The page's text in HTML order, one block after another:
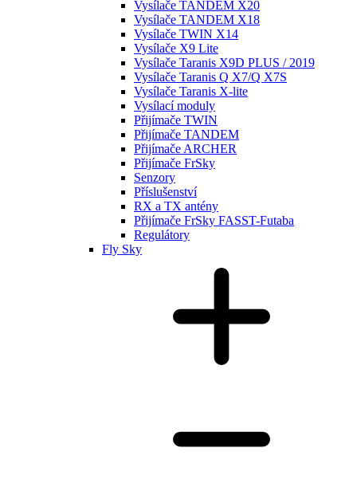
Vysílače TANDEM X20
Vysílače TANDEM X18
Vysílače TWIN X14
Vysílače X9 Lite
Vysílače Taranis X9D PLUS / 2019
Vysílače Taranis Q X7/Q X7S
Vysílače Taranis X-lite
Vysílací moduly
Přijímače TWIN
Přijímače TANDEM
Přijímače ARCHER
Přijímače FrSky
Senzory
Příslušenství
RX a TX antény
Přijímače FrSky FASST-Futaba
Regulátory
Fly Sky